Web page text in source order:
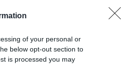
of your personal or
below opt-out section to
is processed you may